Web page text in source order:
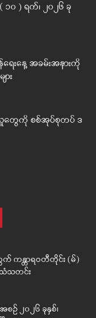
) ရက်၊ ၂၀၂၆ ခု
ေးနေ့ အခမ်းအနားကို
း
တွေကို စစ်အုပ်စုတပ် ဒ
န္တာရဝတီတိုင်း (မ်)
သံသတင်း
စဉ် ၂၀၂၆ ခုနှစ်၊